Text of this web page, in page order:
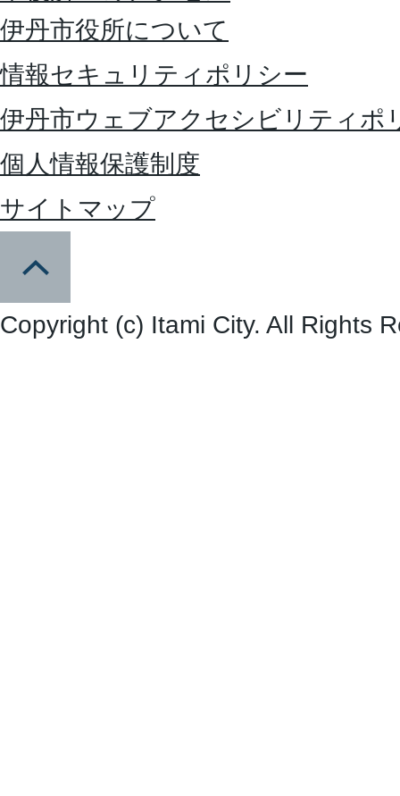
伊丹市役所について
情報セキュリティポリシー
伊丹市ウェブアクセシビリティポ
個人情報保護制度
サイトマップ
Copyright (c) Itami City. All Rights